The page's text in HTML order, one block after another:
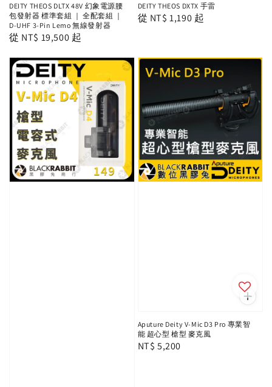
DEITY THEOS DLTX 48V 幻象電源腰
包發射器 標準套組 ｜ 全配套組 ｜
D-UHF 3-Pin Lemo 無線發射器
Regular
從 NT$ 19,500 起
DEITY THEOS DXTX 手雷
Regular
從 NT$ 1,190 起
Aputure Deity V-Mic D3 Pro 專業智
能 超心型 槍型 麥克風
Regular
NT$ 5,200